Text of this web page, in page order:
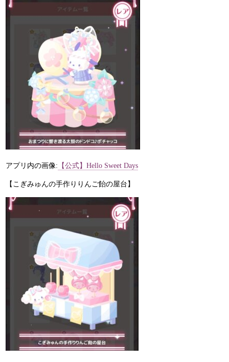
アプリ内の画像: 【公式】Hello Sweet Days
【こぎみゅんの手作りりんご飴の屋台】